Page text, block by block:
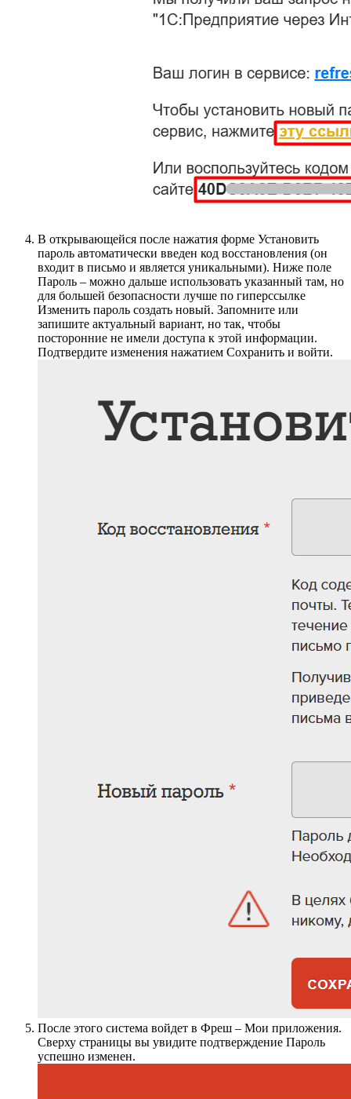
В открывающейся после нажатия форме Установить
пароль автоматически введен код восстановления (он
входит в письмо и является уникальными). Ниже поле
Пароль – можно дальше использовать указанный там, но
для большей безопасности лучше по гиперссылке
Изменить пароль создать новый. Запомните или
запишите актуальный вариант, но так, чтобы
посторонние не имели доступа к этой информации.
Подтвердите изменения нажатием Сохранить и войти.
После этого система войдет в Фреш – Мои приложения.
Сверху страницы вы увидите подтверждение Пароль
успешно изменен.